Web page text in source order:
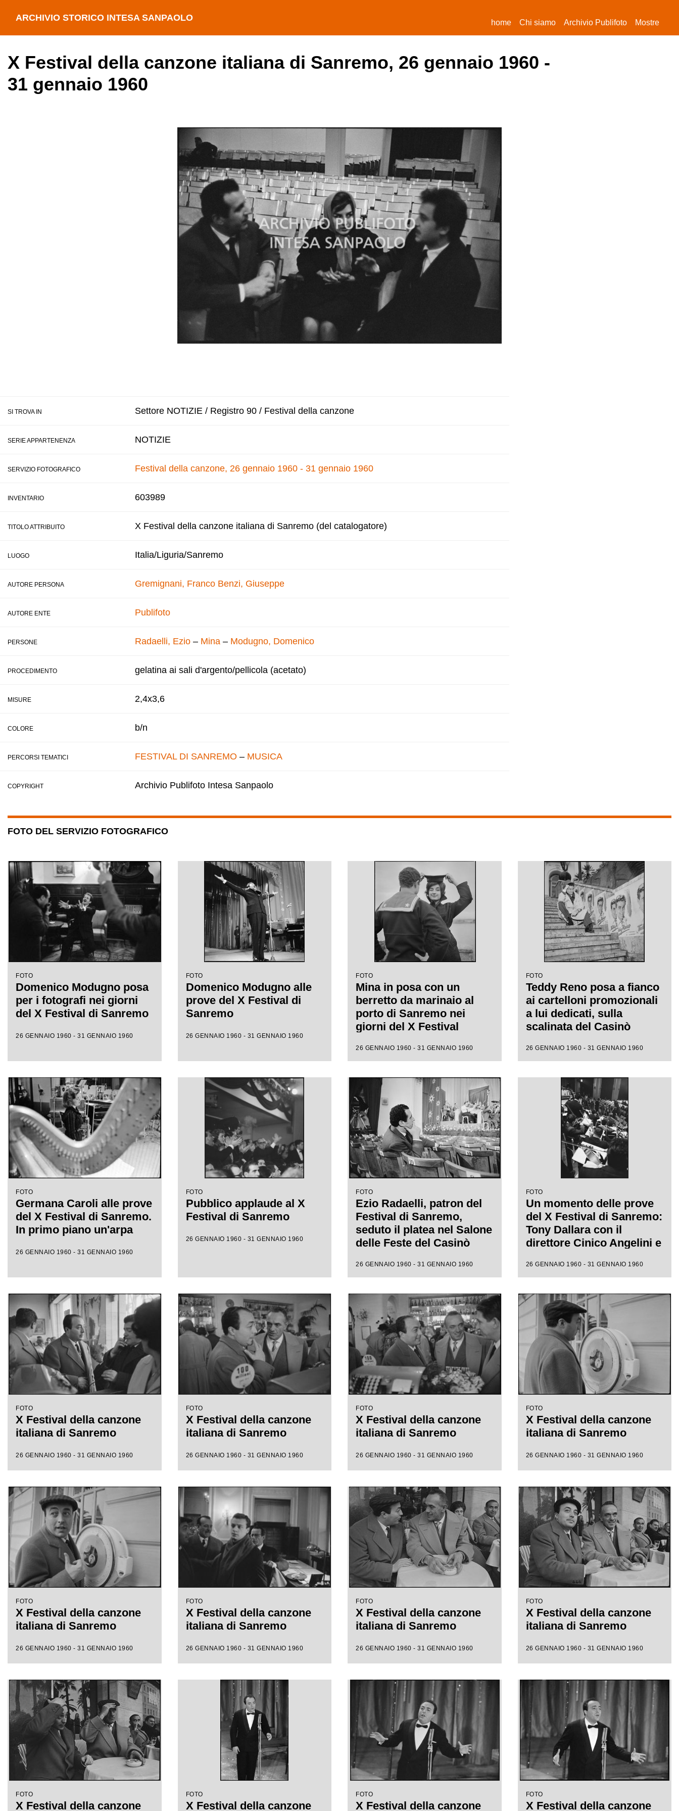
ARCHIVIO STORICO INTESA SANPAOLO home(current)
Chi siamo Archivio Publifoto Mostre
X Festival della canzone italiana di Sanremo, 26 gennaio 1960 -
31 gennaio 1960
SI TROVA IN Settore NOTIZIE / Registro 90 / Festival della canzone
SERIE APPARTENENZA NOTIZIE
SERVIZIO FOTOGRAFICO Festival della canzone, 26 gennaio 1960 - 31 gennaio 1960
INVENTARIO 603989
TITOLO ATTRIBUITO X Festival della canzone italiana di Sanremo (del catalogatore)
LUOGO Italia/Liguria/Sanremo
AUTORE PERSONA Gremignani, Franco Benzi, Giuseppe
AUTORE ENTE Publifoto
PERSONE Radaelli, Ezio – Mina – Modugno, Domenico
PROCEDIMENTO gelatina ai sali d'argento/pellicola (acetato)
MISURE 2,4x3,6
COLORE b/n
PERCORSI TEMATICI FESTIVAL DI SANREMO – MUSICA
COPYRIGHT Archivio Publifoto Intesa Sanpaolo
FOTO DEL SERVIZIO FOTOGRAFICO
FOTO
Domenico Modugno posa
per i fotografi nei giorni
del X Festival di Sanremo
26 GENNAIO 1960 - 31 GENNAIO 1960
FOTO
Domenico Modugno alle
prove del X Festival di
Sanremo
26 GENNAIO 1960 - 31 GENNAIO 1960
FOTO
Mina in posa con un
berretto da marinaio al
porto di Sanremo nei
giorni del X Festival
26 GENNAIO 1960 - 31 GENNAIO 1960
FOTO
Teddy Reno posa a fianco
ai cartelloni promozionali
a lui dedicati, sulla
scalinata del Casinò
X Festival di Sanremo
26 GENNAIO 1960 - 31 GENNAIO 1960
FOTO
Germana Caroli alle prove
del X Festival di Sanremo.
In primo piano un'arpa
26 GENNAIO 1960 - 31 GENNAIO 1960
FOTO
Pubblico applaude al X
Festival di Sanremo
26 GENNAIO 1960 - 31 GENNAIO 1960
FOTO
Ezio Radaelli, patron del
Festival di Sanremo,
seduto il platea nel Salone
delle Feste del Casinò
prove della X edizione
26 GENNAIO 1960 - 31 GENNAIO 1960
FOTO
Un momento delle prove
del X Festival di Sanremo:
Tony Dallara con il
direttore Cinico Angelini e
delle Feste del Casinò
26 GENNAIO 1960 - 31 GENNAIO 1960
FOTO
X Festival della canzone
italiana di Sanremo
26 GENNAIO 1960 - 31 GENNAIO 1960
FOTO
X Festival della canzone
italiana di Sanremo
26 GENNAIO 1960 - 31 GENNAIO 1960
FOTO
X Festival della canzone
italiana di Sanremo
26 GENNAIO 1960 - 31 GENNAIO 1960
FOTO
X Festival della canzone
italiana di Sanremo
26 GENNAIO 1960 - 31 GENNAIO 1960
FOTO
X Festival della canzone
italiana di Sanremo
26 GENNAIO 1960 - 31 GENNAIO 1960
FOTO
X Festival della canzone
italiana di Sanremo
26 GENNAIO 1960 - 31 GENNAIO 1960
FOTO
X Festival della canzone
italiana di Sanremo
26 GENNAIO 1960 - 31 GENNAIO 1960
FOTO
X Festival della canzone
italiana di Sanremo
26 GENNAIO 1960 - 31 GENNAIO 1960
FOTO
X Festival della canzone
FOTO
X Festival della canzone
FOTO
X Festival della canzone
FOTO
X Festival della canzone